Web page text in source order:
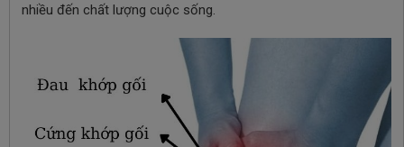
nhiều đến chất lượng cuộc sống.